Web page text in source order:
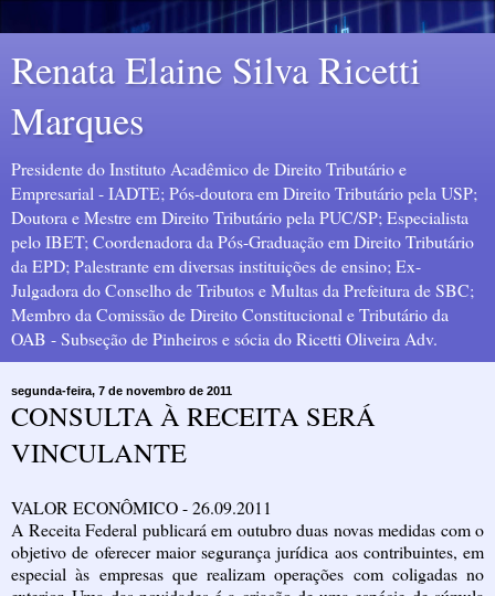
Renata Elaine Silva Ricetti
Marques
Presidente do Instituto Acadêmico de Direito Tributário e
Empresarial - IADTE; Pós-doutora em Direito Tributário pela USP;
Doutora e Mestre em Direito Tributário pela PUC/SP; Especialista
pelo IBET; Coordenadora da Pós-Graduação em Direito Tributário
da EPD; Palestrante em diversas instituições de ensino; Ex-
Julgadora do Conselho de Tributos e Multas da Prefeitura de SBC;
Membro da Comissão de Direito Constitucional e Tributário da
OAB - Subseção de Pinheiros e sócia do Ricetti Oliveira Adv.
segunda-feira, 7 de novembro de 2011
CONSULTA À RECEITA SERÁ
VINCULANTE
VALOR ECONÔMICO - 26.09.2011
A Receita Federal publicará em outubro duas novas medidas com o
objetivo de oferecer maior segurança jurídica aos contribuintes, em
especial às empresas que realizam operações com coligadas no